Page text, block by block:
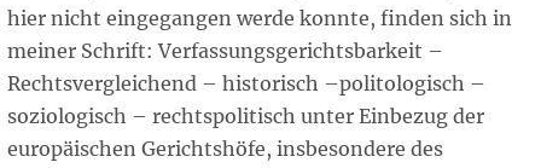
hier nicht eingegangen werde konnte, finden sich in
meiner Schrift: Verfassungsgerichtsbarkeit –
Rechtsvergleichend – historisch –politologisch –
soziologisch – rechtspolitisch unter Einbezug der
europäischen Gerichtshöfe, insbesondere des